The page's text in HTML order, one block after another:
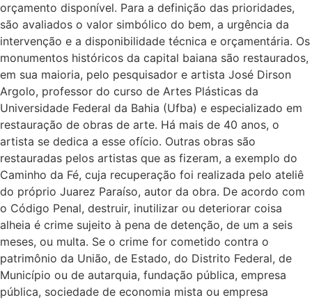
orçamento disponível. Para a definição das prioridades,
são avaliados o valor simbólico do bem, a urgência da
intervenção e a disponibilidade técnica e orçamentária. Os
monumentos históricos da capital baiana são restaurados,
em sua maioria, pelo pesquisador e artista José Dirson
Argolo, professor do curso de Artes Plásticas da
Universidade Federal da Bahia (Ufba) e especializado em
restauração de obras de arte. Há mais de 40 anos, o
artista se dedica a esse ofício. Outras obras são
restauradas pelos artistas que as fizeram, a exemplo do
Caminho da Fé, cuja recuperação foi realizada pelo ateliê
do próprio Juarez Paraíso, autor da obra. De acordo com
o Código Penal, destruir, inutilizar ou deteriorar coisa
alheia é crime sujeito à pena de detenção, de um a seis
meses, ou multa. Se o crime for cometido contra o
patrimônio da União, de Estado, do Distrito Federal, de
Município ou de autarquia, fundação pública, empresa
pública, sociedade de economia mista ou empresa